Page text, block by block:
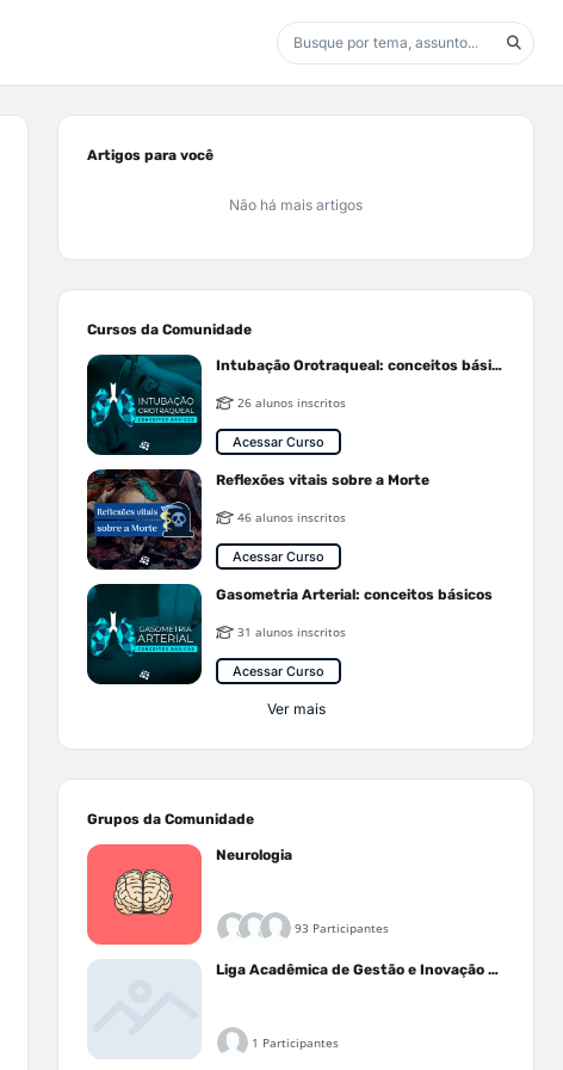
Artigos para você
Não há mais artigos
Cursos da Comunidade
Intubação Orotraqueal: conceitos básicos
26 alunos inscritos
Acessar Curso
Reflexões vitais sobre a Morte
46 alunos inscritos
Acessar Curso
Gasometria Arterial: conceitos básicos
31 alunos inscritos
Acessar Curso
Ver mais
Grupos da Comunidade
Neurologia
93 Participantes
Liga Acadêmica de Gestão e Inovação Médica - LAGIM
1 Participantes